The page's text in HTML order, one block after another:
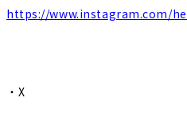
https://www.instagram.com/
・X